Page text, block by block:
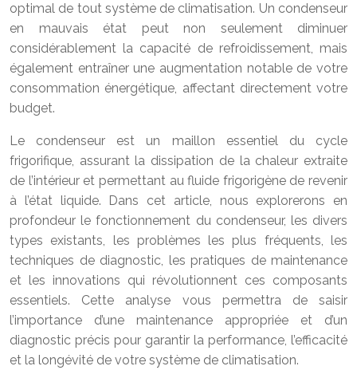
optimal de tout système de climatisation. Un condenseur
en mauvais état peut non seulement diminuer
considérablement la capacité de refroidissement, mais
également entraîner une augmentation notable de votre
consommation énergétique, affectant directement votre
budget.
Le condenseur est un maillon essentiel du cycle
frigorifique, assurant la dissipation de la chaleur extraite
de l’intérieur et permettant au fluide frigorigène de revenir
à l’état liquide. Dans cet article, nous explorerons en
profondeur le fonctionnement du condenseur, les divers
types existants, les problèmes les plus fréquents, les
techniques de diagnostic, les pratiques de maintenance
et les innovations qui révolutionnent ces composants
essentiels. Cette analyse vous permettra de saisir
l’importance d’une maintenance appropriée et d’un
diagnostic précis pour garantir la performance, l’efficacité
et la longévité de votre système de climatisation.